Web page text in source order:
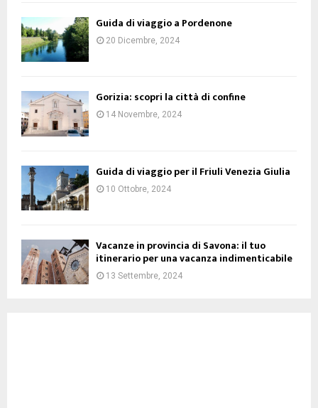
Guida di viaggio a Pordenone
20 Dicembre, 2024
Gorizia: scopri la città di confine
14 Novembre, 2024
Guida di viaggio per il Friuli Venezia Giulia
10 Ottobre, 2024
Vacanze in provincia di Savona: il tuo
itinerario per una vacanza indimenticabile
13 Settembre, 2024